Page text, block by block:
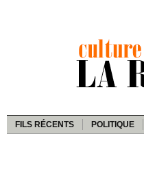
FILS RÉCENTS POLITIQUE